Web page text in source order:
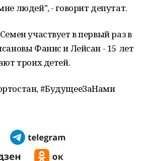
людей", - говорит депутат.
участвует в первый раз в
Фанис и Лейсан - 15 лет
троих детей.
#БудущееЗаНами